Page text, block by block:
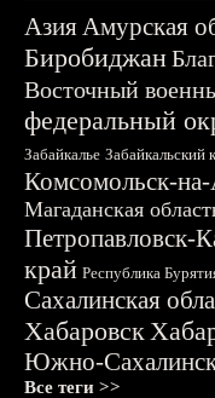
АзияАмурская
Биробиджан
Восточный
федеральный
Забайкалье Забайкальский
Комсомольск-
Магаданская
Петропавловск-
край Республика
Сахалинская
Хабаровск
Южно-
Все теги >>